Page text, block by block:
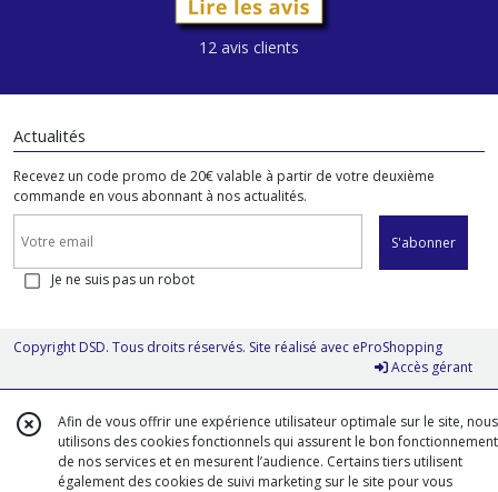
12 avis clients
Actualités
Recevez un code promo de 20€ valable à partir de votre deuxième
commande en vous abonnant à nos actualités.
S'abonner
Je ne suis pas un robot
Copyright DSD. Tous droits réservés. Site réalisé avec eProShopping
Accès gérant
Afin de vous offrir une expérience utilisateur optimale sur le site, nous
utilisons des cookies fonctionnels qui assurent le bon fonctionnement
de nos services et en mesurent l’audience. Certains tiers utilisent
également des cookies de suivi marketing sur le site pour vous